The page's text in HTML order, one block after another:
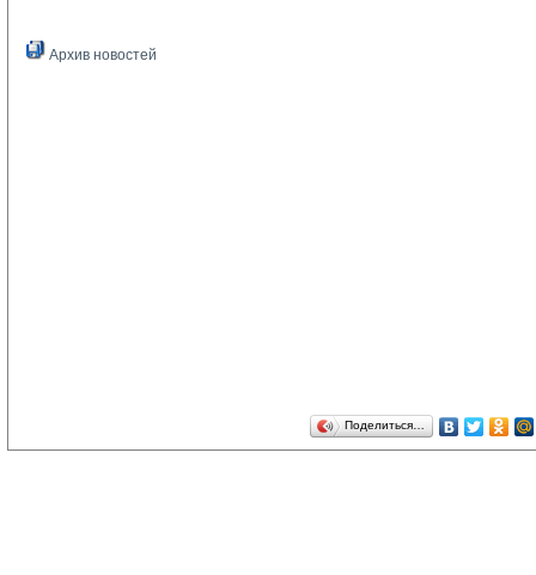
Архив новостей
Поделиться…